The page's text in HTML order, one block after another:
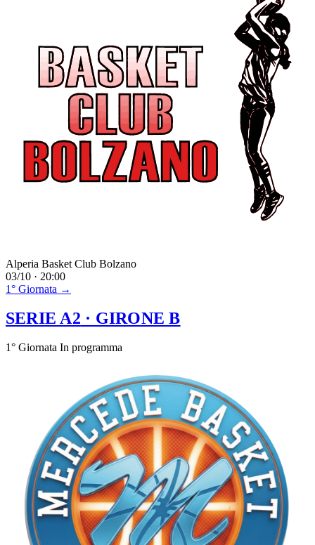
Alperia Basket Club Bolzano
03/10 · 20:00
1° Giornata →
SERIE A2 · GIRONE B
1° Giornata In programma